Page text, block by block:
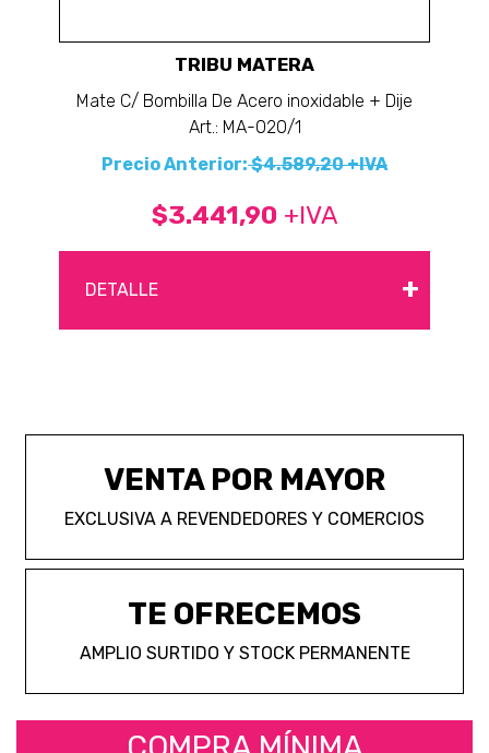
TRIBU MATERA
Mate C/ Bombilla De Acero inoxidable + Dije
Art.: MA-020/1
Precio Anterior:$4.589,20 +IVA
$3.441,90 +IVA
DETALLE +
VENTA POR MAYOR
EXCLUSIVA A REVENDEDORES Y COMERCIOS
TE OFRECEMOS
AMPLIO SURTIDO Y STOCK PERMANENTE